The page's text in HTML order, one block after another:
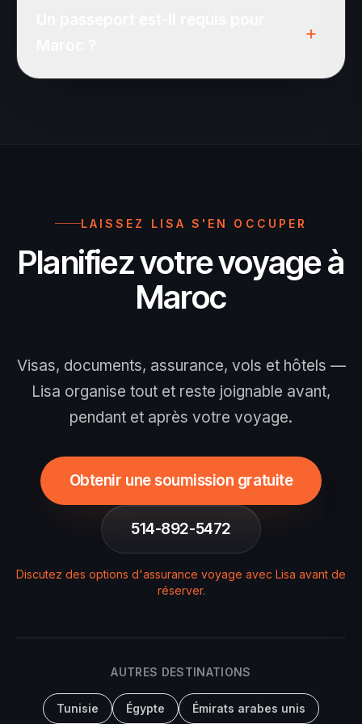
+
LAISSEZ LISA S'EN OCCUPER
Planifiez votre voyage à
Maroc
Visas, documents, assurance, vols et hôtels —
Lisa organise tout et reste joignable avant,
pendant et après votre voyage.
Obtenir une soumission gratuite
514-892-5472
Discutez des options d'assurance voyage avec Lisa avant de
réserver.
AUTRES DESTINATIONS
Tunisie Égypte Émirats arabes unis